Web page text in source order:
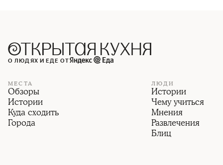
О ЛЮДЯХ И ЕДЕ ОТ
МЕСТА
Обзоры
Истории
Куда сходить
Города
ЛЮДИ
Истории
Чему учиться
Мнения
Развлечения
Блиц